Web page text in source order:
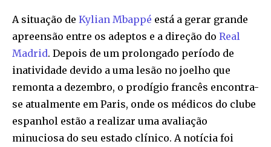
A situação de Kylian Mbappé está a gerar grande
apreensão entre os adeptos e a direção do Real
Madrid. Depois de um prolongado período de
inatividade devido a uma lesão no joelho que
remonta a dezembro, o prodígio francês encontra-
se atualmente em Paris, onde os médicos do clube
espanhol estão a realizar uma avaliação
minuciosa do seu estado clínico. A notícia foi